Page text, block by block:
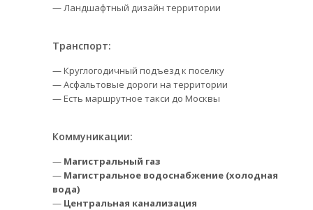
— Ландшафтный дизайн территории
Транспорт:
— Круглогодичный подъезд к поселку
— Асфальтовые дороги на территории
— Есть маршрутное такси до Москвы
Коммуникации:
— Магистральный газ
— Магистральное водоснабжение (холодная
вода)
— Центральная канализация